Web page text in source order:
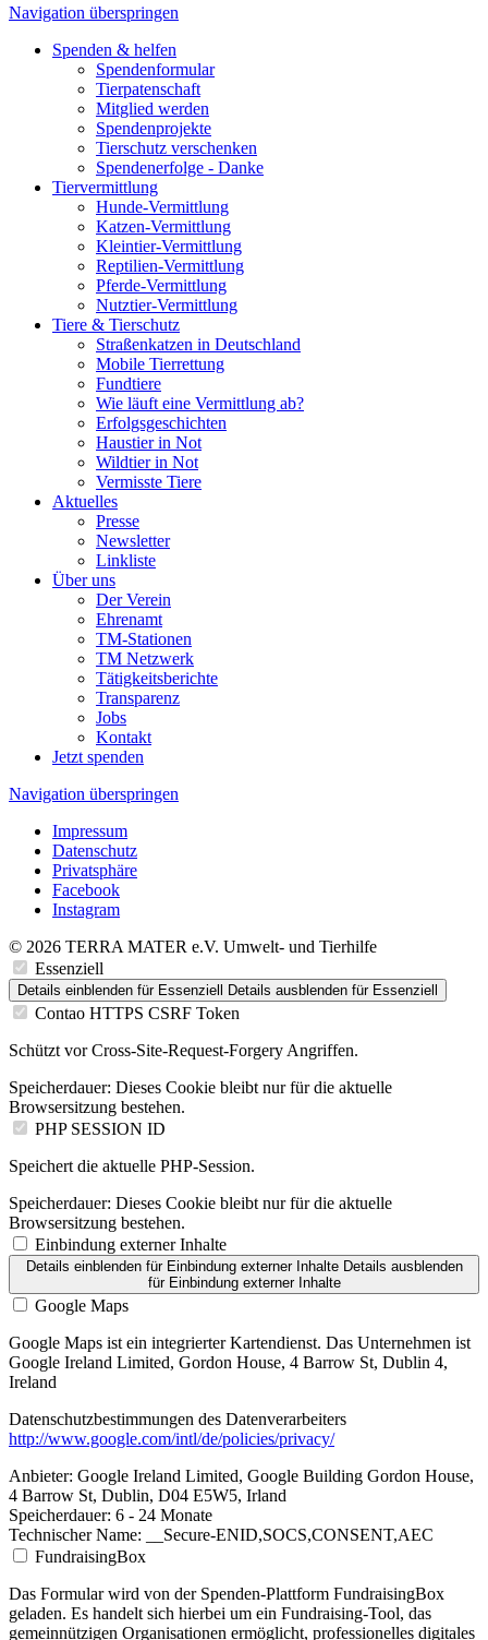
Navigation überspringen
Spenden & helfen
Spendenformular
Tierpatenschaft
Mitglied werden
Spendenprojekte
Tierschutz verschenken
Spendenerfolge - Danke
Tiervermittlung
Hunde-Vermittlung
Katzen-Vermittlung
Kleintier-Vermittlung
Reptilien-Vermittlung
Pferde-Vermittlung
Nutztier-Vermittlung
Tiere & Tierschutz
Straßenkatzen in Deutschland
Mobile Tierrettung
Fundtiere
Wie läuft eine Vermittlung ab?
Erfolgsgeschichten
Haustier in Not
Wildtier in Not
Vermisste Tiere
Aktuelles
Presse
Newsletter
Linkliste
Über uns
Der Verein
Ehrenamt
TM-Stationen
TM Netzwerk
Tätigkeitsberichte
Transparenz
Jobs
Kontakt
Jetzt spenden
Navigation überspringen
Impressum
Datenschutz
Privatsphäre
Facebook
Instagram
© 2026 TERRA MATER e.V. Umwelt- und Tierhilfe
Essenziell
Details einblenden für Essenziell Details ausblenden für Essenziell
Contao HTTPS CSRF Token
Schützt vor Cross-Site-Request-Forgery Angriffen.
Speicherdauer: Dieses Cookie bleibt nur für die aktuelle
Browsersitzung bestehen.
PHP SESSION ID
Speichert die aktuelle PHP-Session.
Speicherdauer: Dieses Cookie bleibt nur für die aktuelle
Browsersitzung bestehen.
Einbindung externer Inhalte
Details einblendenfür Einbindung externer Inhalte Details ausblenden
für Einbindung externer Inhalte
Google Maps
Google Maps ist ein integrierter Kartendienst. Das Unternehmen ist
Google Ireland Limited, Gordon House, 4 Barrow St, Dublin 4,
Ireland
Datenschutzbestimmungen des Datenverarbeiters
http://www.google.com/intl/de/policies/privacy/
Anbieter: Google Ireland Limited, Google Building Gordon House,
4 Barrow St, Dublin, D04 E5W5, Irland
Speicherdauer: 6 - 24 Monate
Technischer Name: __Secure-ENID,SOCS,CONSENT,AEC
FundraisingBox
Das Formular wird von der Spenden-Plattform FundraisingBox
geladen. Es handelt sich hierbei um ein Fundraising-Tool, das
gemeinnützigen Organisationen ermöglicht, professionelles digitales